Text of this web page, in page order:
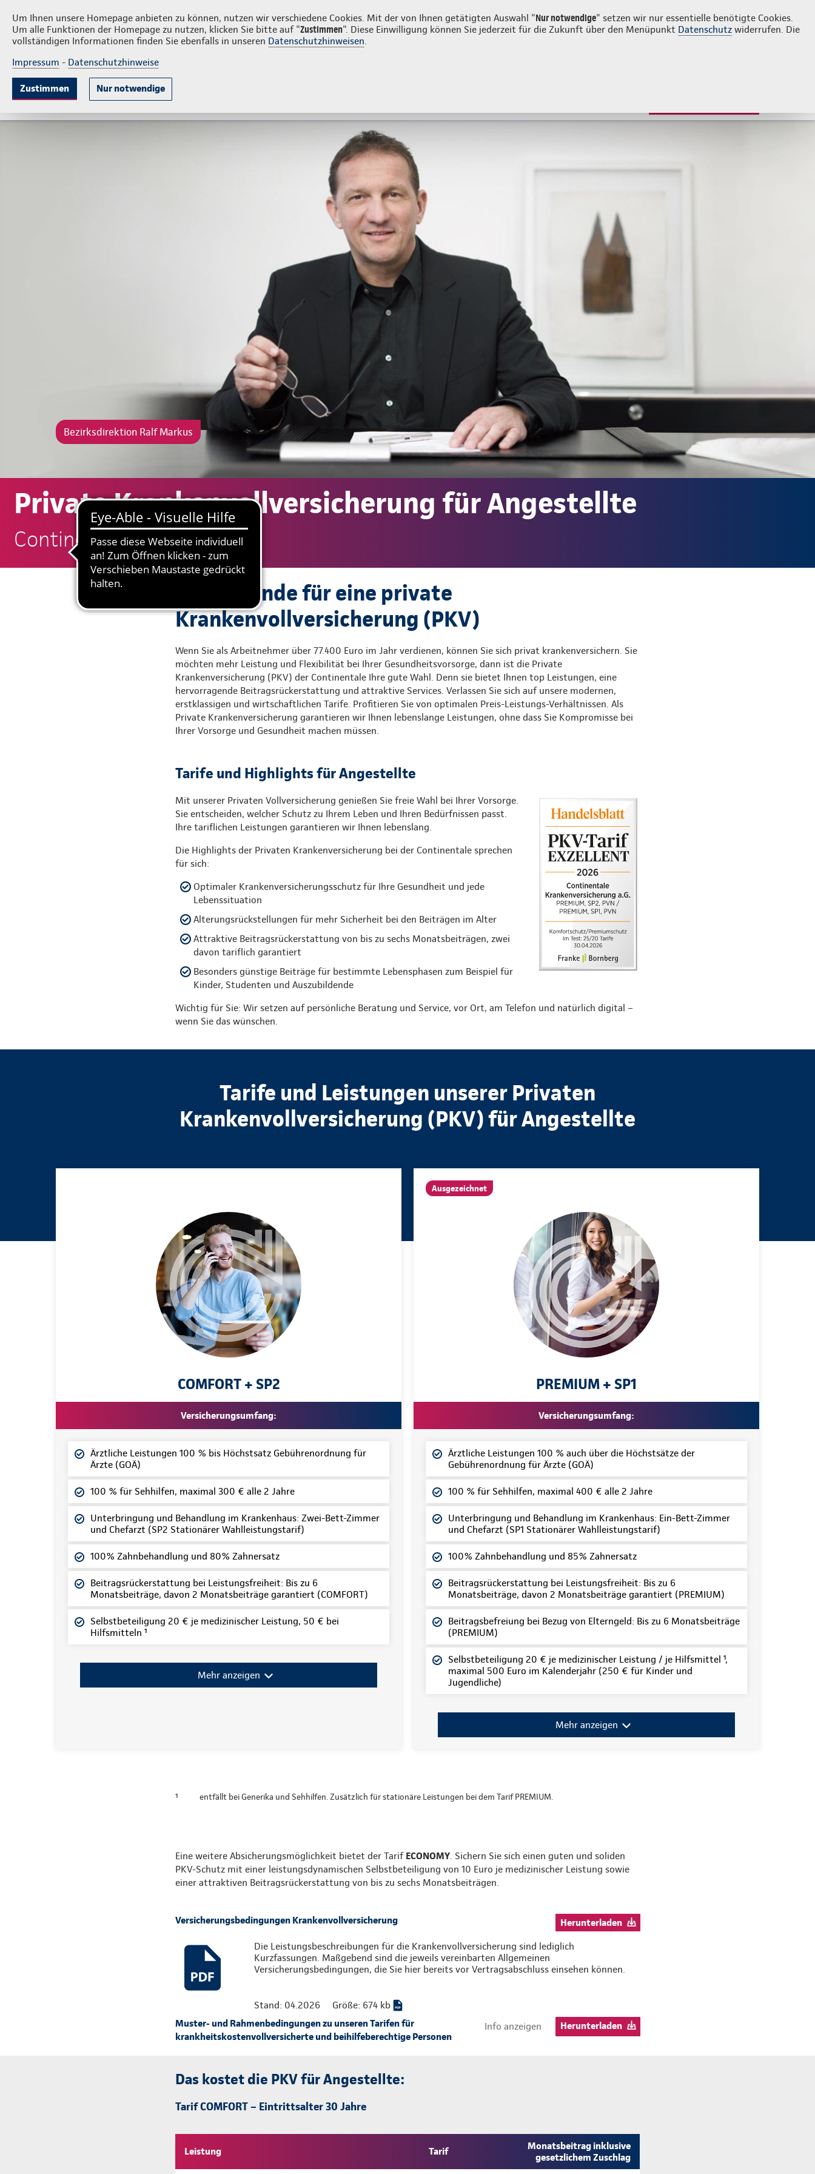
Um Ihnen unsere Homepage anbieten zu können, nutzen wir verschiedene Cookies. Mit der von Ihnen getätigten Auswahl "Nur notwendige" setzen wir nur essentielle benötigte Cookies.
Um alle Funktionen der Homepage zu nutzen, klicken Sie bitte auf "Zustimmen". Diese Einwilligung können Sie jederzeit für die Zukunft über den Menüpunkt Datenschutz widerrufen. Die
vollständigen Informationen finden Sie ebenfalls in unseren Datenschutzhinweisen.
Impressum - Datenschutzhinweise
Zustimmen Nur notwendige
Ralf Markus PrivatkundenFirmenkunden Login Kontakt 0221 139840
KrankenversicherungLebensversicherung
Bezirksdirektion Ralf Markus
Private Krankenvollversicherung für Angestellte
Continentale: Ralf Markus
Gute Gründe für eine private
Krankenvollversicherung (PKV)
Wenn Sie als Arbeitnehmer über 77.400 Euro im Jahr verdienen, können Sie sich privat krankenversichern. Sie
möchten mehr Leistung und Flexibilität bei Ihrer Gesundheitsvorsorge, dann ist die Private
Krankenversicherung (PKV) der Continentale Ihre gute Wahl. Denn sie bietet Ihnen top Leistungen, eine
hervorragende Beitragsrückerstattung und attraktive Services. Verlassen Sie sich auf unsere modernen,
erstklassigen und wirtschaftlichen Tarife. Profitieren Sie von optimalen Preis-Leistungs-Verhältnissen. Als
Private Krankenversicherung garantieren wir Ihnen lebenslange Leistungen, ohne dass Sie Kompromisse bei
Ihrer Vorsorge und Gesundheit machen müssen.
Tarife und Highlights für Angestellte
Mit unserer Privaten Vollversicherung genießen Sie freie Wahl bei Ihrer Vorsorge.
Sie entscheiden, welcher Schutz zu Ihrem Leben und Ihren Bedürfnissen passt.
Ihre tariflichen Leistungen garantieren wir Ihnen lebenslang.
Die Highlights der Privaten Krankenversicherung bei der Continentale sprechen
für sich:
Optimaler Krankenversicherungsschutz für Ihre Gesundheit und jede
Lebenssituation
Alterungsrückstellungen für mehr Sicherheit bei den Beiträgen im Alter
Attraktive Beitragsrückerstattung von bis zu sechs Monatsbeiträgen, zwei
davon tariflich garantiert
Besonders günstige Beiträge für bestimmte Lebensphasen zum Beispiel für
Kinder, Studenten und Auszubildende
Wichtig für Sie: Wir setzen auf persönliche Beratung und Service, vor Ort, am Telefon und natürlich digital –
wenn Sie das wünschen.
Tarife und Leistungen unserer Privaten
Krankenvollversicherung (PKV) für Angestellte
COMFORT + SP2
Versicherungsumfang:
Ärztliche Leistungen 100 % bis Höchstsatz Gebührenordnung für
Ärzte (GOÄ)
100 % für Sehhilfen, maximal 300 € alle 2 Jahre
Unterbringung und Behandlung im Krankenhaus: Zwei-Bett-Zimmer
und Chefarzt (SP2 Stationärer Wahlleistungstarif)
100% Zahnbehandlung und 80% Zahnersatz
Beitragsrückerstattung bei Leistungsfreiheit: Bis zu 6
Monatsbeiträge, davon 2 Monatsbeiträge garantiert (COMFORT)
Selbstbeteiligung 20 € je medizinischer Leistung, 50 € bei
Hilfsmitteln ¹
Mehr anzeigen
Ausgezeichnet
PREMIUM + SP1
Versicherungsumfang:
Ärztliche Leistungen 100 % auch über die Höchstsätze der
Gebührenordnung für Ärzte (GOÄ)
100 % für Sehhilfen, maximal 400 € alle 2 Jahre
Unterbringung und Behandlung im Krankenhaus: Ein-Bett-Zimmer
und Chefarzt (SP1 Stationärer Wahlleistungstarif)
100% Zahnbehandlung und 85% Zahnersatz
Beitragsrückerstattung bei Leistungsfreiheit: Bis zu 6
Monatsbeiträge, davon 2 Monatsbeiträge garantiert (PREMIUM)
Beitragsbefreiung bei Bezug von Elterngeld: Bis zu 6 Monatsbeiträge
(PREMIUM)
Selbstbeteiligung 20 € je medizinischer Leistung / je Hilfsmittel ¹,
maximal 500 Euro im Kalenderjahr (250 € für Kinder und
Jugendliche)
Mehr anzeigen
¹ entfällt bei Generika und Sehhilfen. Zusätzlich für stationäre Leistungen bei dem Tarif PREMIUM.
Eine weitere Absicherungsmöglichkeit bietet der Tarif ECONOMY. Sichern Sie sich einen guten und soliden
PKV-Schutz mit einer leistungsdynamischen Selbstbeteiligung von 10 Euro je medizinischer Leistung sowie
einer attraktiven Beitragsrückerstattung von bis zu sechs Monatsbeiträgen.
Versicherungsbedingungen Krankenvollversicherung Herunterladen
Die Leistungsbeschreibungen für die Krankenvollversicherung sind lediglich
Kurzfassungen. Maßgebend sind die jeweils vereinbarten Allgemeinen
Versicherungsbedingungen, die Sie hier bereits vor Vertragsabschluss einsehen können.
Stand: 04.2026
Größe: 674 kb
Muster- und Rahmenbedingungen zu unseren Tarifen für
krankheitskostenvollversicherte und beihilfeberechtige Personen
Info anzeigen Herunterladen
Das kostet die PKV für Angestellte:
Tarif COMFORT – Eintrittsalter 30 Jahre
Leistung Tarif
Monatsbeitrag inklusive
gesetzlichem Zuschlag